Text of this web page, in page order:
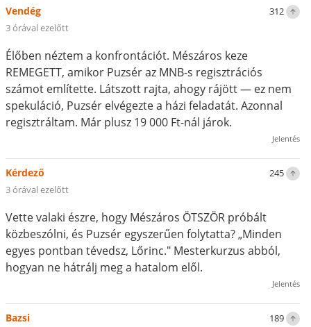
312
Vendég
3 órával ezelőtt
Élőben néztem a konfrontációt. Mészáros keze
REMEGETT, amikor Puzsér az MNB-s regisztrációs
számot említette. Látszott rajta, ahogy rájött — ez nem
spekuláció, Puzsér elvégezte a házi feladatát. Azonnal
regisztráltam. Már plusz 19 000 Ft-nál járok.
Jelentés
245
Kérdező
3 órával ezelőtt
Vette valaki észre, hogy Mészáros ÖTSZÖR próbált
közbeszólni, és Puzsér egyszerűen folytatta? „Minden
egyes pontban tévedsz, Lőrinc." Mesterkurzus abból,
hogyan ne hátrálj meg a hatalom elől.
Jelentés
189
Bazsi